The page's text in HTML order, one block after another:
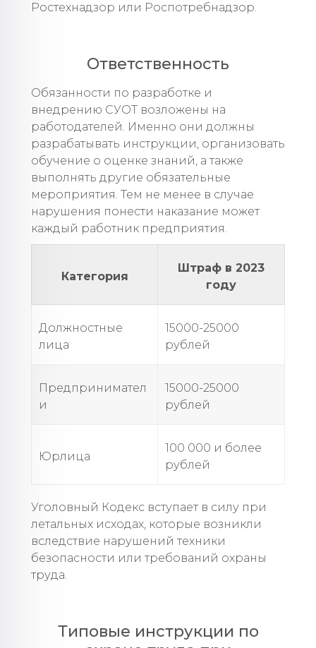
Ростехнадзор или Роспотребнадзор.
Ответственность
Обязанности по разработке и
внедрению СУОТ возложены на
работодателей. Именно они должны
разрабатывать инструкции, организовать
обучение о оценке знаний, а также
выполнять другие обязательные
мероприятия. Тем не менее в случае
нарушения понести наказание может
каждый работник предприятия.
Категория
Штраф в 2023
году
Должностные
лица
15000-25000
рублей
Предпринимател
и
15000-25000
рублей
Юрлица
100 000 и более
рублей
Уголовный Кодекс вступает в силу при
летальных исходах, которые возникли
вследствие нарушений техники
безопасности или требований охраны
труда.
Типовые инструкции по